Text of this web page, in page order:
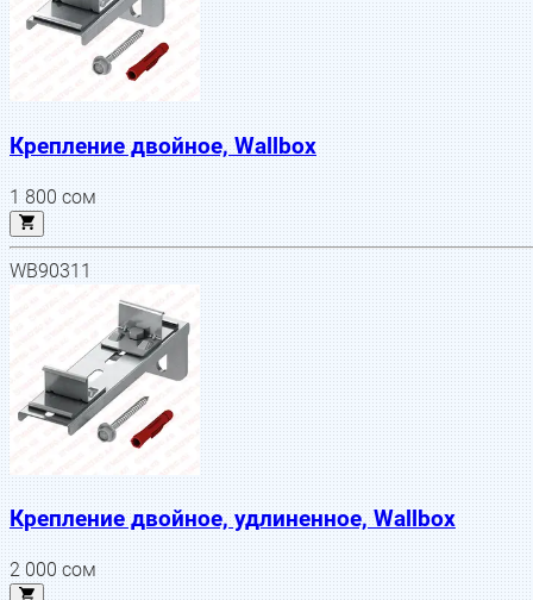
Крепление двойное, Wallbox
1 800сом
WB90311
Крепление двойное, удлиненное, Wallbox
2 000сом